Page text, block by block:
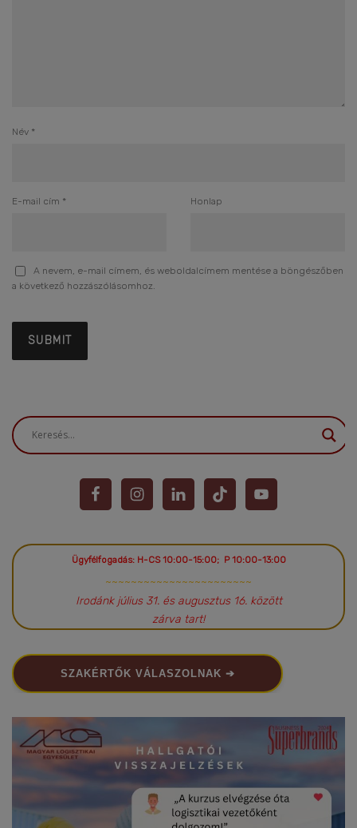
Név *
E-mail cím * Honlap
A nevem, e-mail címem, és weboldalcímem mentése a böngészőben
a következő hozzászólásomhoz.
Ügyfélfogadás: H-CS 10:00-15:00; P 10:00-13:00
~~~~~~~~~~~~~~~~~~~~~~~
Irodánk július 31. és augusztus 16. között
zárva tart!
SZAKÉRTŐK VÁLASZOLNAK ➔